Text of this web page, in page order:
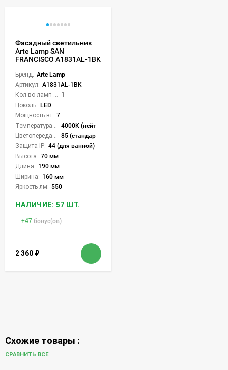
Фасадный светильник
Arte Lamp SAN
FRANCISCO A1831AL-1BK
Бренд: Arte Lamp
Артикул: A1831AL-1BK
1
Цоколь: LED
Мощность вт: 7
4000K (нейтральный)
85 (стандартная)
Защита IP: 44 (для ванной)
Высота: 70 мм
Длина: 190 мм
Ширина: 160 мм
Яркость лм: 550
НАЛИЧИЕ: 57 ШТ.
+47 бонус(ов)
2 360 ₽
Схожие товары :
СРАВНИТЬ ВСЕ